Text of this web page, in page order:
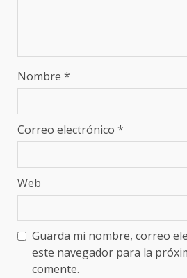
Nombre *
Correo electrónico *
Web
Guarda mi nombre, correo
este navegador para la
comente.